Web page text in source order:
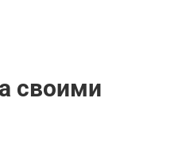
своими